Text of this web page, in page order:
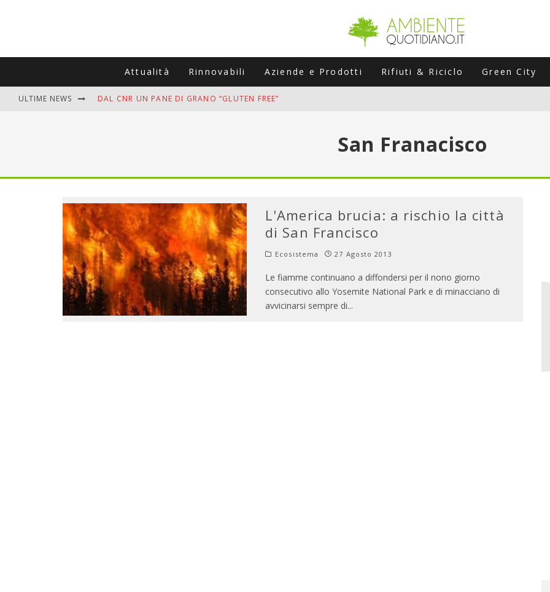
Attualità Rinnovabili Aziende e Prodotti Rifiuti & Riciclo Green City
ULTIME NEWS DAL CNR UN PANE DI GRANO “GLUTEN FREE”
MUTTI ASSUME A OLIVETO CITRA 400 COLLABORATORI STAGIONALISan Franacisco
L'America brucia: a rischio la città
di San Francisco
Ecosistema 27 Agosto 2013
Le fiamme continuano a diffondersi per il nono giorno
consecutivo allo Yosemite National Park e di minacciano di
avvicinarsi sempre di...